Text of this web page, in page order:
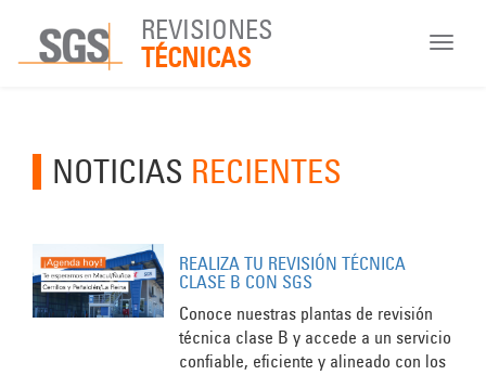
Toggle
REVISIONES
TÉCNICAS
NOTICIAS RECIENTES
REALIZA TU REVISIÓN TÉCNICA
CLASE B CON SGS
Conoce nuestras plantas de revisión
técnica clase B y accede a un servicio
confiable, eficiente y alineado con los